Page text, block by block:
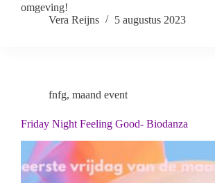
omgeving!
Vera Reijns
5 augustus 2023
fnfg, maand event
Friday Night Feeling Good- Biodanza